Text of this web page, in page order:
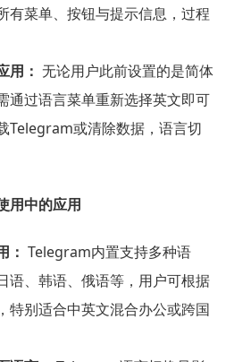
有菜单、按钮与提示信息，过程
用： 无论用户此前设置的是简体
通过语言菜单重新选择英文即可
Telegram或清除数据，语言切
用中的应用
： Telegram内置支持多种语
语、韩语、俄语等，用户可根据
特别适合中英文混合办公或跨国